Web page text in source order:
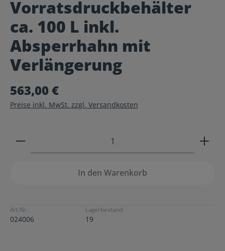
Durchschnittliche Bewertung von 0 von 5 Sternen
Vorratsdruckbehälter
ca. 100 L inkl.
Absperrhahn mit
Verlängerung
563,00 €
Preise inkl. MwSt. zzgl. Versandkosten
Produkt Anzahl: Gib den gewünschten Wert ein
In den Warenkorb
Art.Nr.:
024006
Lagerbestand:
19